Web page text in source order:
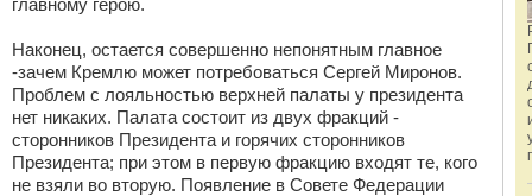
главному герою.
Наконец, остается совершенно непонятным главное
-зачем Кремлю может потребоваться Сергей Миронов.
Проблем с лояльностью верхней палаты у президента
нет никаких. Палата состоит из двух фракций -
сторонников Президента и горячих сторонников
Президента; при этом в первую фракцию входят те, кого
не взяли во вторую. Появление в Совете Федерации